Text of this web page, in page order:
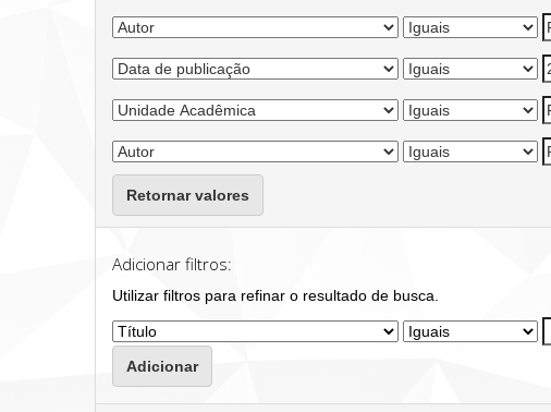
Retornar valores
Adicionar filtros:
Utilizar filtros para refinar o resultado de busca.